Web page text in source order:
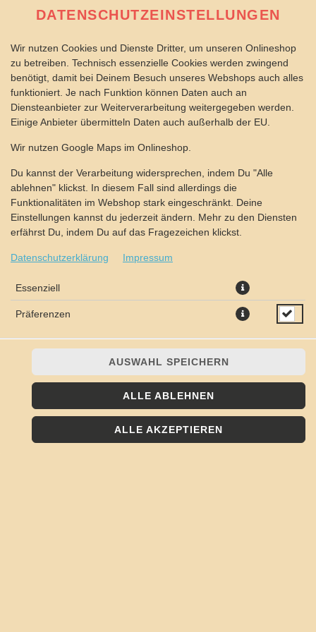
PIZZA ATHEN Ø 40CM
mit Gyros, Zwiebeln und Tzaziki
JETZT BESTELLEN
DATENSCHUTZEINSTELLUNGEN
Wir nutzen Cookies und Dienste Dritter, um unseren Onlineshop
zu betreiben. Technisch essenzielle Cookies werden zwingend
benötigt, damit bei Deinem Besuch unseres Webshops auch alles
funktioniert. Je nach Funktion können Daten auch an
Diensteanbieter zur Weiterverarbeitung weitergegeben werden.
Einige Anbieter übermitteln Daten auch außerhalb der EU.
Wir nutzen Google Maps im Onlineshop.
Du kannst der Verarbeitung widersprechen, indem Du "Alle
ablehnen" klickst. In diesem Fall sind allerdings die
Funktionalitäten im Webshop stark eingeschränkt. Deine
Einstellungen kannst du jederzeit ändern. Mehr zu den Diensten
erfährst Du, indem Du auf das Fragezeichen klickst.
Datenschutzerklärung Impressum
Essenziell
Präferenzen
AUSWAHL SPEICHERN
ALLE ABLEHNEN
ALLE AKZEPTIEREN